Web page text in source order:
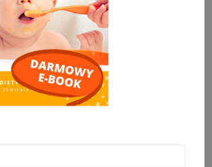
dla niemowlaka?